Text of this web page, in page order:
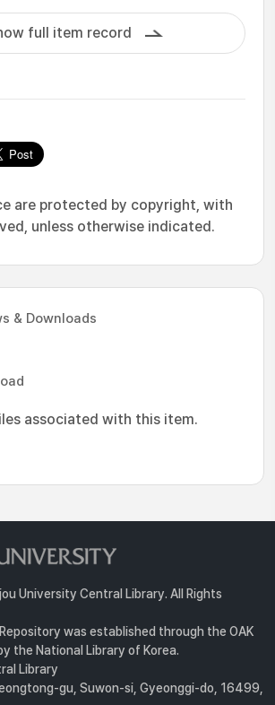
full item record
are protected by copyright, with
unless otherwise indicated.
& Downloads
associated with this item.
University Central Library. All Rights
was established through the OAK
the National Library of Korea.
Library
gu, Suwon-si, Gyeonggi-do, 16499,